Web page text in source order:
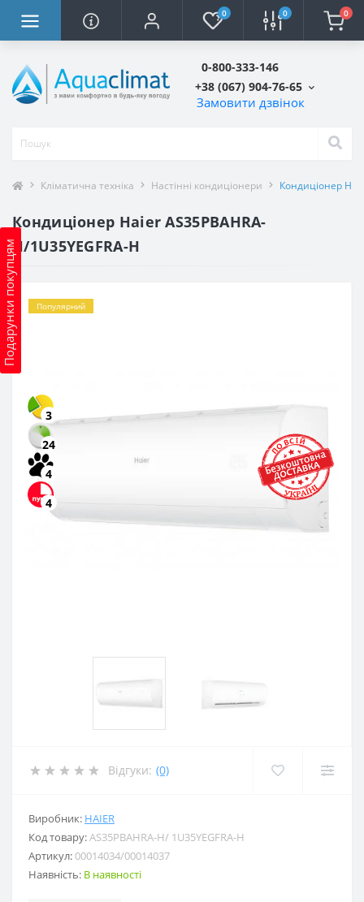
0 0 0
0-800-333-146
+38 (067) 904-76-65
Замовити дзвінок
Подарунки покупцям
Кліматична техніка Настінні кондиціонери Кондиціонер
Кондиціонер Haier AS35PBAHRA-
H/1U35YEGFRA-H
Популярний
3
24
4
4
Відгуки: (0)
Виробник: HAIER
Код товару:AS35PBAHRA-H/ 1U35YEGFRA-H
Артикул:00014034/00014037
Наявність: В наявності